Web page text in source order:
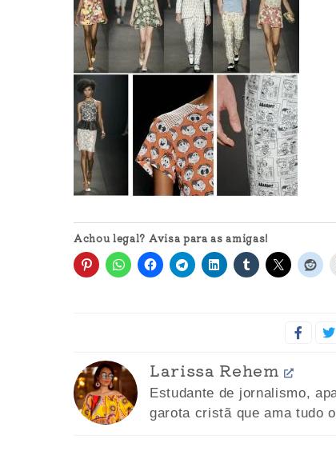
Achou legal? Avisa para as amigas!
Larissa Rehem
Estudante de jornalismo,
garota cristã que ama tudo